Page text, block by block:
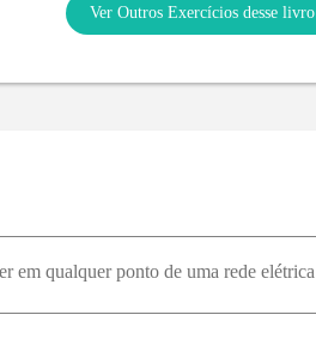
Ver Outros Exercícios desse livro